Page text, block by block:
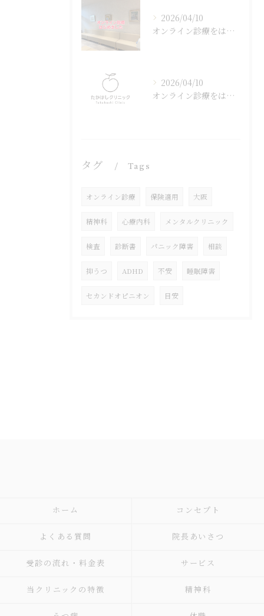
2026/04/10
オンライン診療をはじめました
2026/04/10
オンライン診療をはじめました
タグ Tags
オンライン診療 保険適用 大阪
精神科 心療内科 メンタルクリニック
検査 診断書 パニック障害 相談
抑うつ ADHD 不安 睡眠障害
セカンドオピニオン 目安
ホーム コンセプト
よくある質問 院長あいさつ
受診の流れ・料金表 サービス
当クリニックの特徴 精神科